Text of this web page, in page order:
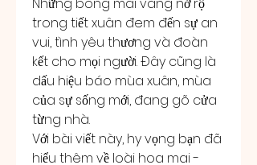
trong tiết xuân đem đến sự an
vui, tình yêu thương và đoàn
kết cho mọi người. Đây cũng là
dấu hiệu báo mùa xuân, mùa
của sự sống mới, đang gõ cửa
từng nhà.
Với bài viết này, hy vọng bạn đã
hiểu thêm về loài hoa mai -